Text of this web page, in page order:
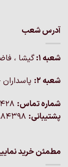
آدرس شعب
شعبه 1:
گيشا ،
شعبه 2:
شماره تماس:
پشتیبانی:
مطمئن خرید